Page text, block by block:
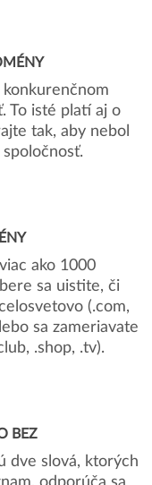
To isté platí aj o
tak, aby nebol
ako 1000
sa uistite, či
(.com,
sa zameriavate
.shop, .tv).
BEZ
dve slová, ktorých